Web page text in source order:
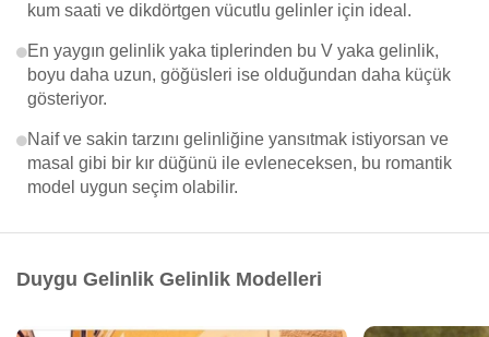
kum saati ve dikdörtgen vücutlu gelinler için ideal.
En yaygın gelinlik yaka tiplerinden bu V yaka gelinlik,
boyu daha uzun, göğüsleri ise olduğundan daha küçük
gösteriyor.
Naif ve sakin tarzını gelinliğine yansıtmak istiyorsan ve
masal gibi bir kır düğünü ile evleneceksen, bu romantik
model uygun seçim olabilir.
Duygu Gelinlik Gelinlik Modelleri